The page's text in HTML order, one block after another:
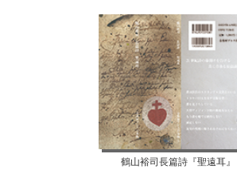
鶴山裕司長篇詩『聖遠耳』